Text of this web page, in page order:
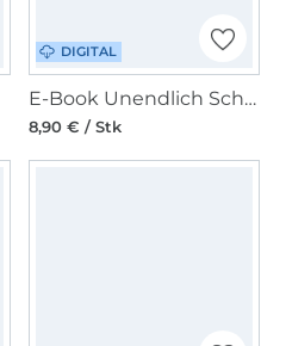
DIGITAL
E-Book Unendlich Schön - Kleid/Tunika/Top Racerback Zinnia
8,90 € / Stk